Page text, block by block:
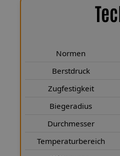
Normen
Berstdruck
Zugfestigkeit
Biegeradius
Durchmesser
Temperaturbereich